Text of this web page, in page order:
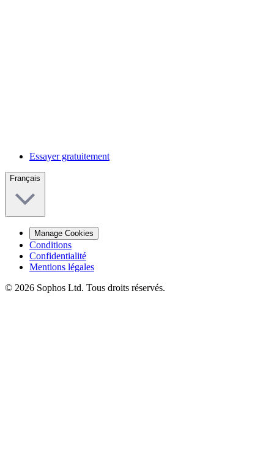
Essayer gratuitement
Français
Manage Cookies
Conditions
Confidentialité
Mentions légales
© 2026 Sophos Ltd. Tous droits réservés.